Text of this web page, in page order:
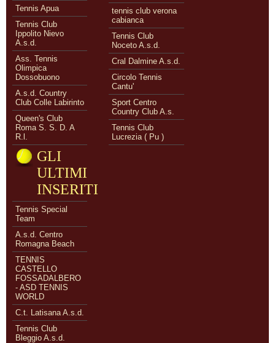
Tennis Apua
Tennis Club
Ippolito Nievo
A.s.d.
Ass. Tennis
Olimpica
Dossobuono
A.s.d. Country
Club Colle Labirinto
Queen's Club
Roma S. S. D. A
R.l.
tennis club verona
cabianca
Tennis Club
Noceto A.s.d.
Cral Dalmine A.s.d.
Circolo Tennis
Cantu'
Sport Centro
Country Club A.s.
Tennis Club
Lucrezia ( Pu )
GLI
ULTIMI
INSERITI
Tennis Special
Team
A.s.d. Centro
Romagna Beach
TENNIS
CASTELLO
FOSSADALBERO
- ASD TENNIS
WORLD
C.t. Latisana A.s.d.
Tennis Club
Bleggio A.s.d.